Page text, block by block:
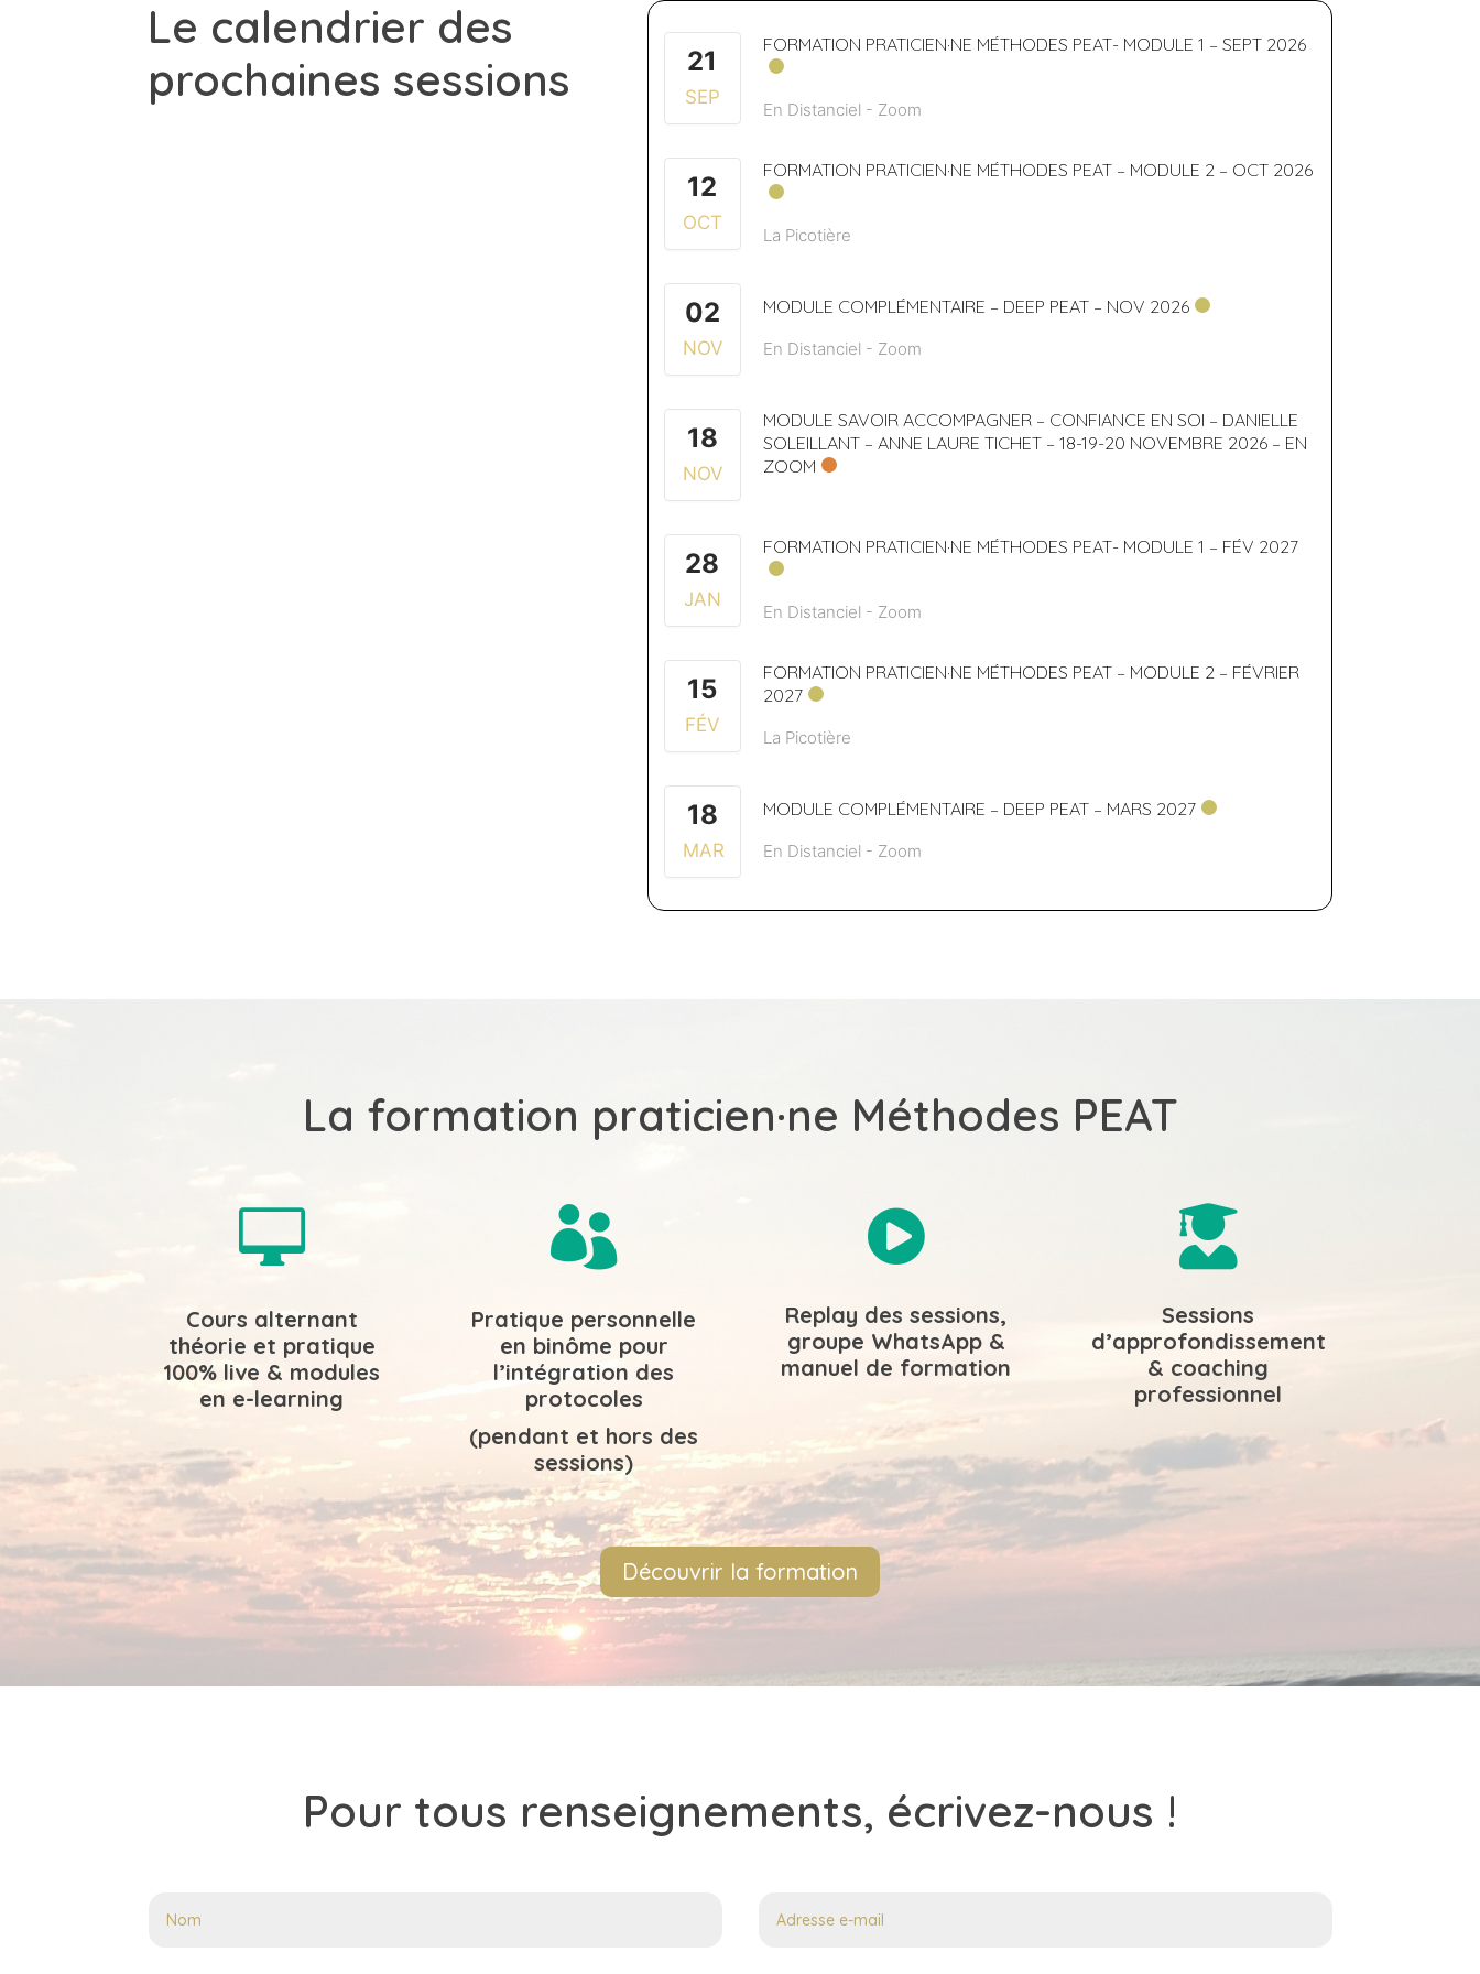
Le calendrier des
prochaines sessions
21
SEP
FORMATION PRATICIEN·NE MÉTHODES PEAT- MODULE 1 – SEPT 2026
En Distanciel - Zoom
12
OCT
FORMATION PRATICIEN·NE MÉTHODES PEAT – MODULE 2 – OCT 2026
La Picotière
02
NOV
MODULE COMPLÉMENTAIRE – DEEP PEAT – NOV 2026
En Distanciel - Zoom
18
NOV
MODULE SAVOIR ACCOMPAGNER – CONFIANCE EN SOI – DANIELLE
SOLEILLANT – ANNE LAURE TICHET – 18-19-20 NOVEMBRE 2026 – EN
ZOOM
28
JAN
FORMATION PRATICIEN·NE MÉTHODES PEAT- MODULE 1 – FÉV 2027
En Distanciel - Zoom
15
FÉV
FORMATION PRATICIEN·NE MÉTHODES PEAT – MODULE 2 – FÉVRIER
2027
La Picotière
18
MAR
MODULE COMPLÉMENTAIRE – DEEP PEAT – MARS 2027
En Distanciel - Zoom
La formation praticien·ne Méthodes PEAT

Cours alternant
théorie et pratique
100% live & modules
en e-learning

Pratique personnelle
en binôme pour
l’intégration des
protocoles
(pendant et hors des
sessions)

Replay des sessions,
groupe WhatsApp &
manuel de formation

Sessions
d’approfondissement
& coaching
professionnel
Découvrir la formation
Pour tous renseignements, écrivez-nous !